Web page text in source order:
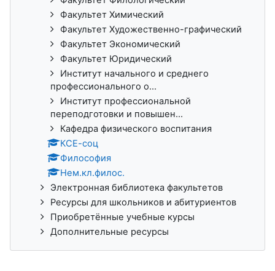
Факультет Химический
Факультет Художественно-графический
Факультет Экономический
Факультет Юридический
Институт начального и среднего
профессионального о...
Институт профессиональной
переподготовки и повышен...
Кафедра физического воспитания
КСЕ-соц
Философия
Нем.кл.филос.
Электронная библиотека факультетов
Ресурсы для школьников и абитуриентов
Приобретённые учебные курсы
Дополнительные ресурсы